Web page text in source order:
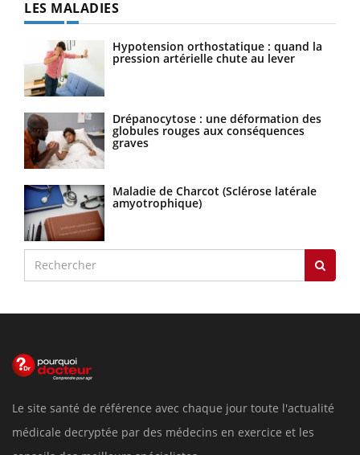
LES MALADIES
Hypotension orthostatique : quand la
pression artérielle chute au lever
Drépanocytose : une déformation des
globules rouges aux conséquences
graves
Maladie de Charcot (Sclérose latérale
amyotrophique)
Le site santé de référence avec chaque jour toute l'actualité
médicale decryptée par des médecins en exercice et les